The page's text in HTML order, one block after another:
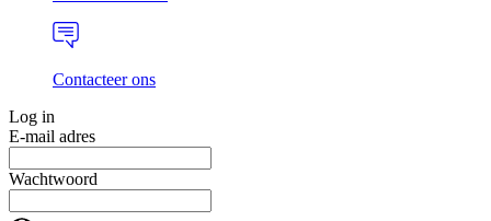
Contacteer ons
Log in
E-mail adres
Wachtwoord